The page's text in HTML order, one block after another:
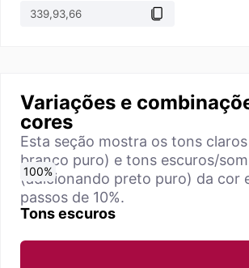
Variações e
cores
Esta seção mostra os tons
branco puro) e tons escuros/
(adicionando preto puro) da cor
passos de 10%.
Tons escuros
0%
10%
20%
30%
40%
50%
60%
70%
80%
90%
100%